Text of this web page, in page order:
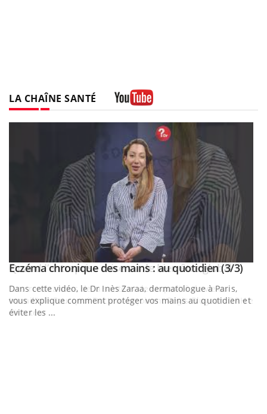
LA CHAÎNE SANTÉ
Youtube
Eczéma chronique des mains : au quotidien (3/3)
Dans cette vidéo, le Dr Inès Zaraa, dermatologue à Paris,
vous explique comment protéger vos mains au quotidien et
éviter les ...